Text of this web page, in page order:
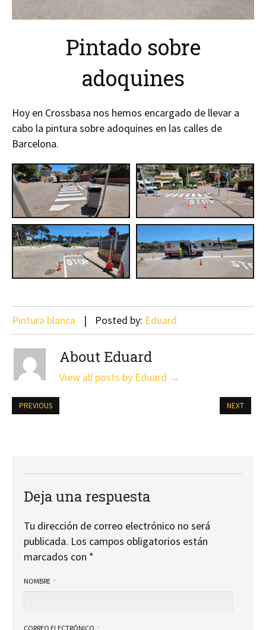
Pintado sobre
adoquines
Hoy en Crossbasa nos hemos encargado de llevar a
cabo la pintura sobre adoquines en las calles de
Barcelona.
Pintura blanca Posted by: Eduard
About Eduard
View all posts by Eduard →
PREVIOUS NEXT
Deja una respuesta
Tu dirección de correo electrónico no será
publicada. Los campos obligatorios están
marcados con *
NOMBRE
CORREO ELECTRÓNICO